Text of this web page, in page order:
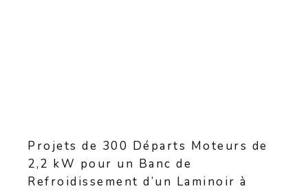
Projets de 300 Départs Moteurs de
2,2 kW pour un Banc de
Refroidissement d’un Laminoir à